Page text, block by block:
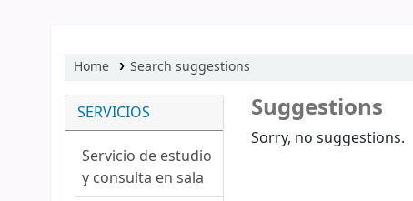
Home Search suggestions
SERVICIOS
Servicio de estudio
y consulta en sala
Suggestions
Sorry, no suggestions.